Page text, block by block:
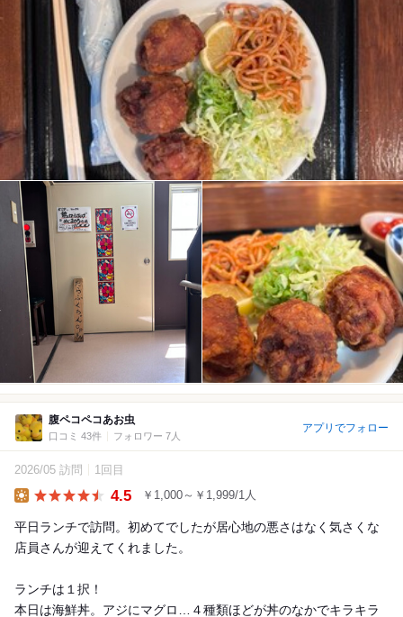
腹ペコペコあお虫
口コミ 43件 フォロワー 7人
アプリでフォロー
2026/05 訪問 1回目
4.5 ￥1,000～￥1,999/1人
平日ランチで訪問。初めてでしたが居心地の悪さはなく気さくな
店員さんが迎えてくれました。
ランチは１択！
本日は海鮮丼。アジにマグロ…４種類ほどが丼のなかでキラキラ